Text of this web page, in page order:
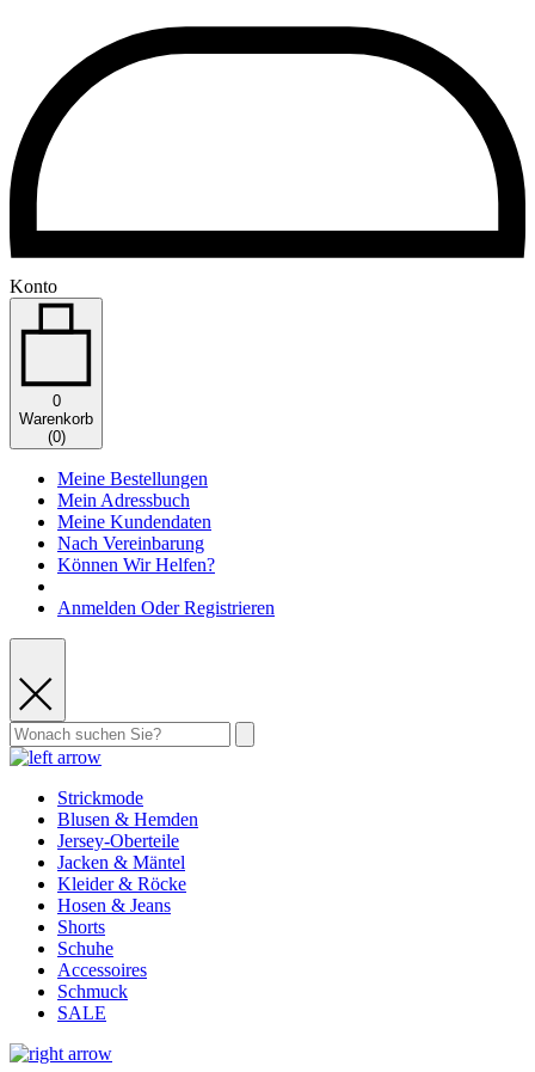
Konto
0
Warenkorb
(0)
Meine Bestellungen
Mein Adressbuch
Meine Kundendaten
Nach Vereinbarung
Können Wir Helfen?
Anmelden Oder Registrieren
Strickmode
Blusen & Hemden
Jersey-Oberteile
Jacken & Mäntel
Kleider & Röcke
Hosen & Jeans
Shorts
Schuhe
Accessoires
Schmuck
SALE